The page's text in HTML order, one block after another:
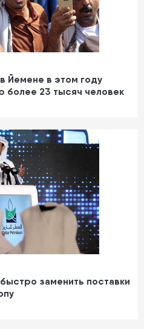
Йемене в этом году
более 23 тысяч человек
заменить поставки